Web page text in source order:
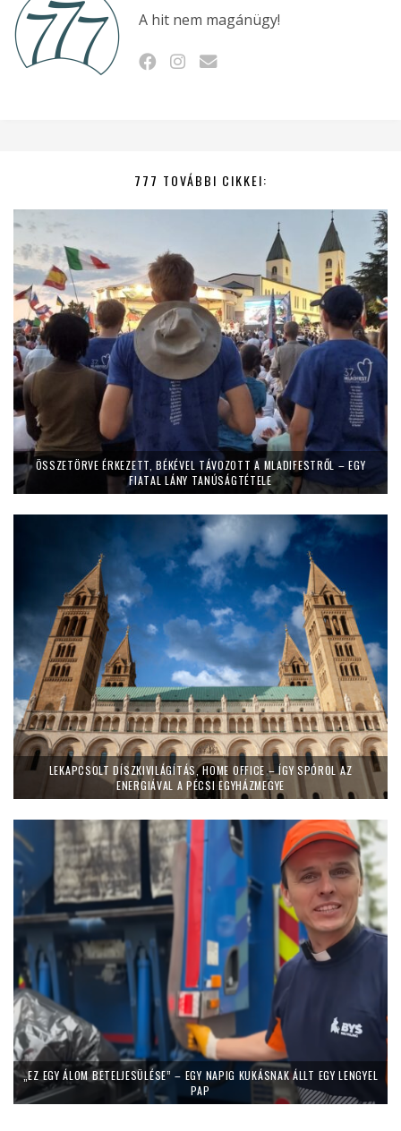
A hit nem magánügy!
777 TOVÁBBI CIKKEI:
ÖSSZETÖRVE ÉRKEZETT, BÉKÉVEL TÁVOZOTT A MLADIFESTRŐL – EGY
FIATAL LÁNY TANÚSÁGTÉTELE
LEKAPCSOLT DÍSZKIVILÁGÍTÁS, HOME OFFICE – ÍGY SPÓROL AZ
ENERGIÁVAL A PÉCSI EGYHÁZMEGYE
„EZ EGY ÁLOM BETELJESÜLÉSE” – EGY NAPIG KUKÁSNAK ÁLLT EGY LENGYEL
PAP